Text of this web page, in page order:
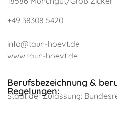
+49 38308 5420
info@taun-hoevt.de
www.taun-hoevt.de
Berufsbezeichnung &
Regelungen:
Staat der Zulassung: